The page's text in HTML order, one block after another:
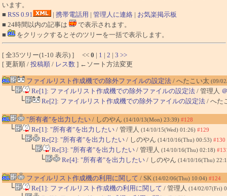
います。
■ RSS 0.91 | 携帯電話用 | 管理人に連絡 | お気楽掲示板
■ 24時間以内の記事は
で表示されます。
■
をクリックするとそのツリーを一括で表示します。
[ 全35ツリー(1-10 表示) ] << 0 | 1 | 2 | 3 >>
[ 更新順 / 投稿順 / レス数 ] ←ソート方法変更
ファイルリスト作成機での除外ファイルの設定法 / へたこい太 (09/
└ Re[1]: ファイルリスト作成機での除外ファイルの設定法 / 管理人
└ Re[2]: ファイルリスト作成機での除外ファイルの設定法 / へた
"所有者"を出力したい / しのやん (14/10/13(Mon) 23:39) #128
└ Re[1]: "所有者"を出力したい / 管理人 (14/10/15(Wed) 01:26) #129
└ Re[2]: "所有者"を出力したい / しのやん (14/10/16(Thu) 00:53) #130
└ Re[3]: "所有者"を出力したい / 管理人 (14/10/16(Thu) 02:18)
└ Re[4]: "所有者"を出力したい / しのやん (14/10/16(Thu)
ファイルリスト作成機の利用に関して / SK (14/02/06(Thu) 10:04) #124
└ Re[1]: ファイルリスト作成機の利用に関して / 管理人 (14/02/07(Fri)